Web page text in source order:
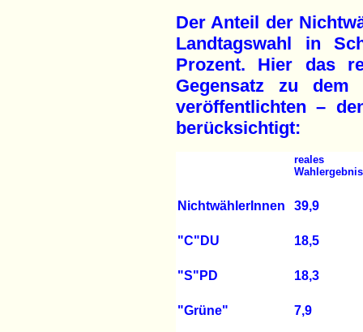
Der Anteil der
Landtagswahl in
Prozent. Hier das
Gegensatz zu dem
veröffentlichten –
berücksichtigt:
reales
Wahlergebnis
NichtwählerInnen 39,9
"C"DU 18,5
"S"PD 18,3
"Grüne" 7,9